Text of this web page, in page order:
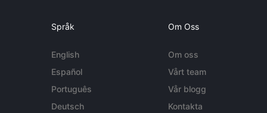
Språk
English
Español
Português
Deutsch
Om Oss
Om oss
Vårt team
Vår blogg
Kontakta